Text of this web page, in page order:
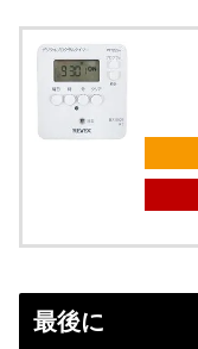
最後に